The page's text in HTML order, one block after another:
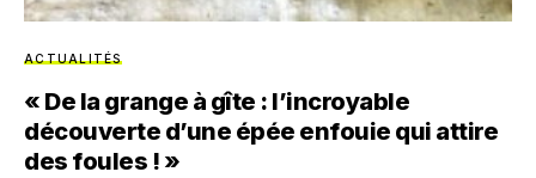
ACTUALITÉS
« De la grange à gîte : l’incroyable
découverte d’une épée enfouie qui attire
des foules ! »